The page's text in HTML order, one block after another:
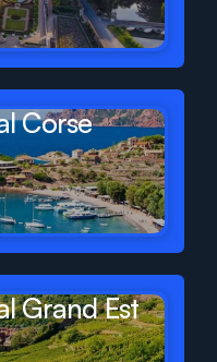
Corse
Grand Est